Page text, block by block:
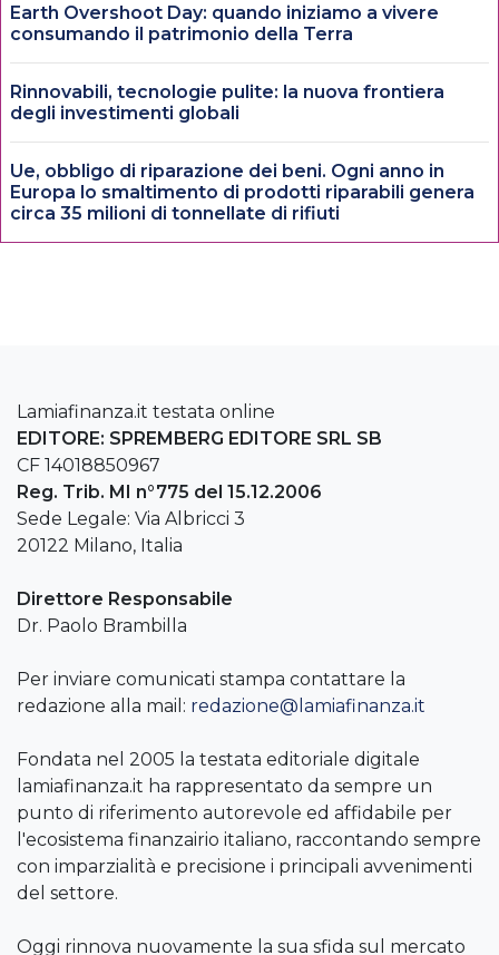
Earth Overshoot Day: quando iniziamo a vivere
consumando il patrimonio della Terra
Rinnovabili, tecnologie pulite: la nuova frontiera
degli investimenti globali
Ue, obbligo di riparazione dei beni. Ogni anno in
Europa lo smaltimento di prodotti riparabili genera
circa 35 milioni di tonnellate di rifiuti
Lamiafinanza.it testata online
EDITORE: SPREMBERG EDITORE SRL SB
CF 14018850967
Reg. Trib. MI n°775 del 15.12.2006
Sede Legale: Via Albricci 3
20122 Milano, Italia
Direttore Responsabile
Dr. Paolo Brambilla
Per inviare comunicati stampa contattare la
redazione alla mail: redazione@lamiafinanza.it
Fondata nel 2005 la testata editoriale digitale
lamiafinanza.it ha rappresentato da sempre un
punto di riferimento autorevole ed affidabile per
l'ecosistema finanzairio italiano, raccontando sempre
con imparzialità e precisione i principali avvenimenti
del settore.
Oggi rinnova nuovamente la sua sfida sul mercato